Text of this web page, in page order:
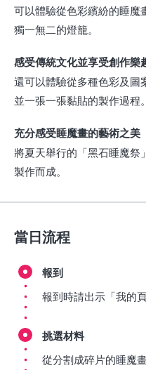
可以體驗從色彩繽紛的睡魔
獨一無二的燈籠。
感受傳統文化並享受創作樂
還可以體驗從多種色彩及圖
並一張一張黏貼的製作過程。
充分感受睡魔畫的藝術之美
將夏天舉行的「黑石睡魔祭
製作而成。
當日流程
報到
報到時請出示「我的
挑選材料
從分割成碎片的睡魔